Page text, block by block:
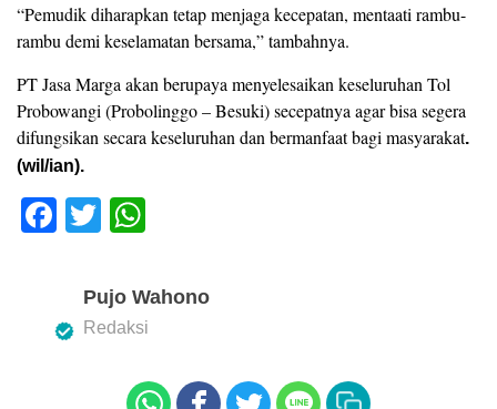
“Pemudik diharapkan tetap menjaga kecepatan, mentaati rambu-
rambu demi keselamatan bersama,” tambahnya.
PT Jasa Marga akan berupaya menyelesaikan keseluruhan Tol
Probowangi (Probolinggo – Besuki) secepatnya agar bisa segera
difungsikan secara keseluruhan dan bermanfaat bagi masyarakat.
(wil/ian).
F
e
T
tt
er
at
s
p
Pujo Wahono
Redaksi